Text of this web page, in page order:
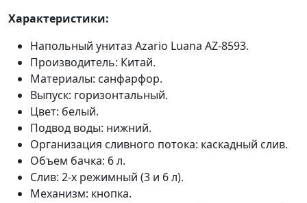
Характеристики:
Напольный унитаз Azario Luana AZ-8593.
Производитель: Китай.
Материалы: санфарфор.
Выпуск: горизонтальный.
Цвет: белый.
Подвод воды: нижний.
Организация сливного потока: каскадный слив.
Объем бачка: 6 л.
Слив: 2-х режимный (3 и 6 л).
Механизм: кнопка.